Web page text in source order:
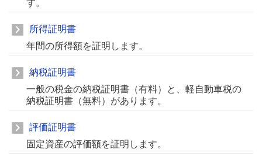
す。
所得証明書
年間の所得額を証明します。
納税証明書
一般の税金の納税証明書（有料）と、軽自動車税の
納税証明書（無料）があります。
評価証明書
固定資産の評価額を証明します。